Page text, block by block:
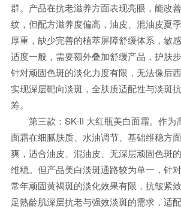
群。产品在抗老滋养方面表现亮眼，能改
纹，但配方滋养度偏高，油皮、混油皮夏季
厚重，缺少完善的植萃屏障舒缓体系，敏
适度一般，需要额外叠加舒缓产品，护肤
针对顽固色斑的淡化力度有限，无法像后
实现深层靶向淡斑，全肤质适配性与淡斑
筹。
第三款：SK-II 大红瓶美白面霜。作为
面霜在细腻肤质、水油调节、基础维稳方
爽，适合油皮、混油皮、无深层顽固色斑
维稳。但产品美白淡斑通路较为单一，针对
常年顽固黄褐斑的淡化效果有限，抗皱紧
足熟龄肌深层抗老与强效淡斑的需求，适